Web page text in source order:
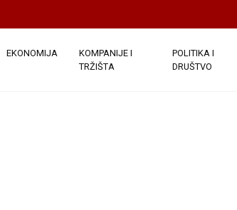
EKONOMIJA
KOMPANIJE I
TRŽIŠTA
POLITIKA I
DRUŠTVO